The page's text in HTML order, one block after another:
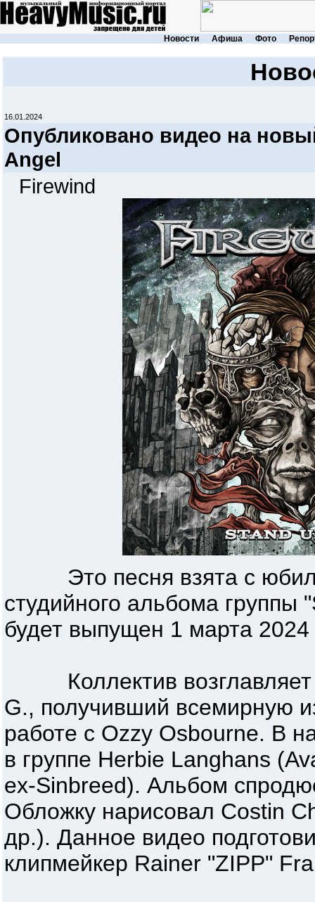
Новости Афиша Фото
16.01.2024
Опубликовано видео на
Angel
Firewind
Это песня взята с
студийного альбома группы
будет выпущен 1 марта 2024
Коллектив возглавляет
G., получивший всемирную
работе с Ozzy Osbourne. В
в группе Herbie Langhans
ex-Sinbreed). Альбом
Обложку нарисовал Costin
др.). Данное видео
клипмейкер Rainer "ZIPP"